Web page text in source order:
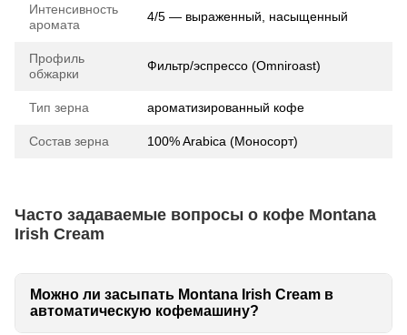
Интенсивность
аромата
4/5 — выраженный, насыщенный
Профиль
обжарки
Фильтр/эспрессо (Omniroast)
Тип зерна ароматизированный кофе
Состав зерна 100% Arabica (Моносорт)
Часто задаваемые вопросы о кофе Montana
Irish Cream
Можно ли засыпать Montana Irish Cream в
автоматическую кофемашину?